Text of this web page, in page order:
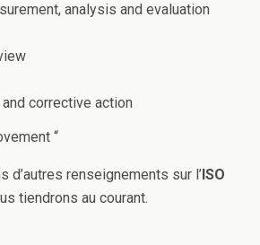
analysis and evaluation
corrective action
“
d’autres renseignements sur l’ISO
tiendrons au courant.